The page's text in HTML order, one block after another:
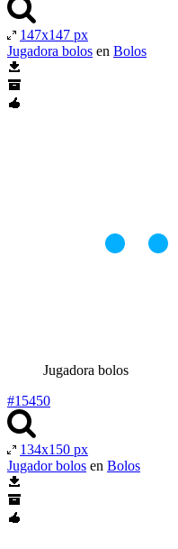
147x147 px
Jugadora bolos en Bolos
Jugadora bolos
#15450
134x150 px
Jugador bolos en Bolos